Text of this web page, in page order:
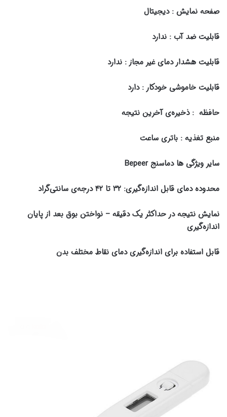
صفحه نمایش : دیجیتال
قابلیت ضد آب : ندارد
قابلیت هشدار دمای غیر مجاز : ندارد
قابلیت خاموشی خودکار : دارد
حافظه : ذخیره‌ی آخرین نتیجه
منبع تغذیه : باتری ساعت
سایر ویژگی ها دماسنج Bepeer
محدوده دمای قابل اندازه‌گیری: ۳۲ تا ۴۲ درجه‌ی سانتی‌گراد
نمایش نتیجه در حداکثر یک دقیقه – نواختن بوق بعد از پایان
اندازه‌گیری
قابل استفاده برای اندازه‌گیری دمای نقاط مختلف بدن